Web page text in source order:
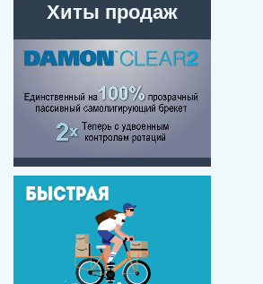
Хиты продаж